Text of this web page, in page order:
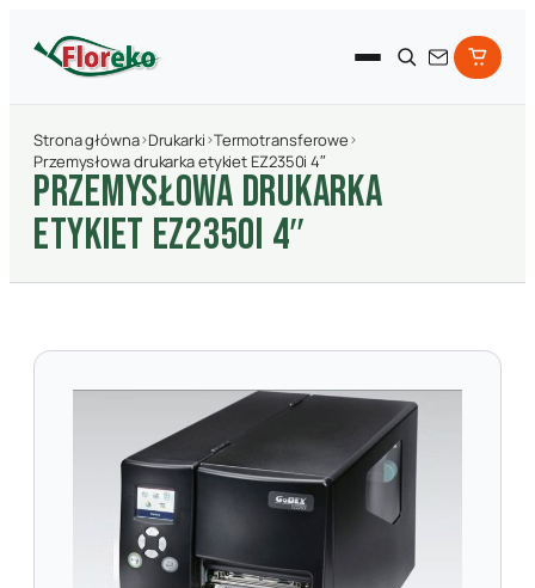
Strona główna›Drukarki›Termotransferowe›
Przemysłowa drukarka etykiet EZ2350i 4″
PRZEMYSłOWA DRUKARKA
ETYKIET EZ2350I 4″